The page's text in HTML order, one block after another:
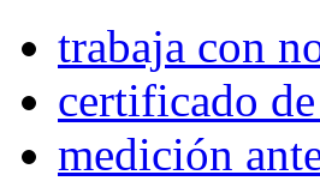
trabaja con
certificado
medición